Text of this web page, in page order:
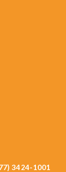
3424-1001